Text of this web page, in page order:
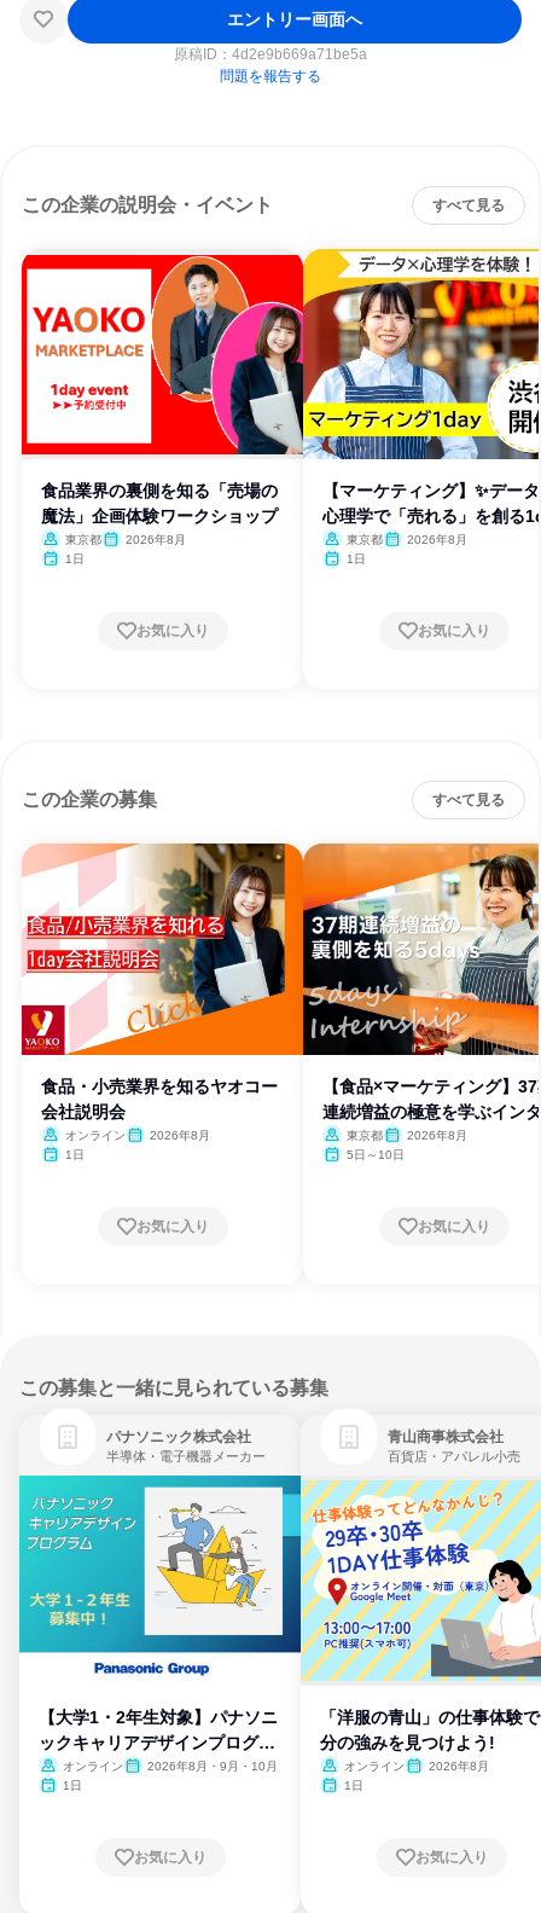
エントリー画面へ
原稿ID： 4d2e9b669a71be5a
問題を報告する
この企業の説明会・イベント すべて見る
食品業界の裏側を知る「売場の
魔法」企画体験ワークショップ
東京都
2026年8月
1日
お気に入り
【マーケティング】✨デー
心理学で「売れる」を創る
東京都
2026年8月
1日
お気に入り
この企業の募集 すべて見る
食品・小売業界を知るヤオコー
会社説明会
オンライン
2026年8月
1日
お気に入り
【食品×マーケティング】
連続増益の極意を学ぶイン
ン 東京都
2026年8月
5日～10日
お気に入り
この募集と一緒に見られている募集
パナソニック株式会社
半導体・電子機器メーカー
【大学1・2年生対象】パナソニ
ックキャリアデザインプログラ
ム
オンライン
2026年8月・9月・10月
1日
お気に入り
青山商事株式会社
百貨店・アパレル小売
「洋服の青山」の仕事体験
分の強みを見つけよう!
オンライン
2026年8月
1日
お気に入り